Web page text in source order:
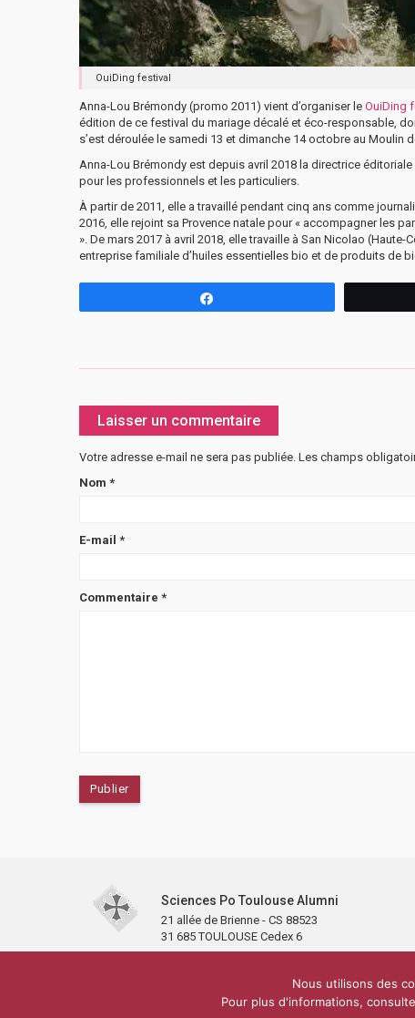
OuiDing festival
Anna-Lou Brémondy (promo 2011) vient d’organiser le OuiDing
édition de ce festival du mariage décalé et éco-responsable,
s’est déroulée le samedi 13 et dimanche 14 octobre au Moulin
Anna-Lou Brémondy est depuis avril 2018 la directrice
pour les professionnels et les particuliers.
À partir de 2011, elle a travaillé pendant cinq ans comme
2016, elle rejoint sa Provence natale pour « accompagner les
». De mars 2017 à avril 2018, elle travaille à San Nicolao
entreprise familiale d’huiles essentielles bio et de produits de
Laisser un commentaire
Votre adresse e-mail ne sera pas publiée. Les champs
Nom *
E-mail *
Commentaire *
Sciences Po Toulouse Alumni
21 allée de Brienne - CS 88523
31 685 TOULOUSE Cedex 6
Carré Alumni de la bibliothèque de Sciences Po Toulouse
Nous utilisons des
Pour plus d'informations,